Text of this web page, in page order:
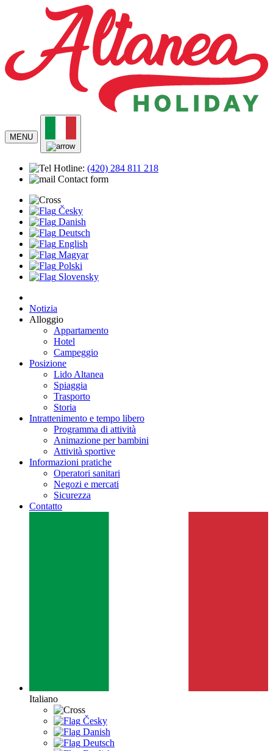
MENU
Hotline: (420) 284 811 218
Contact form
Česky
Danish
Deutsch
English
Magyar
Polski
Slovensky
Notizia
Alloggio
Appartamento
Campeggio
Spiaggia
Storia
Intrattenimento e tempo libero
Animazione per bambini
Attività sportive
Informazioni pratiche
Operatori sanitari
Negozi e mercati
Sicurezza
Contatto
Notizia
Alloggio
Appartamento
Hotel
Campeggio
Posizione
Lido Altanea
Spiaggia
Trasporto
Storia
Intrattenimento e tempo libero
Programma di attività
Animazione per bambini
Attività sportive
Informazioni pratiche
Operatori sanitari
Negozi e mercati
Sicurezza
Contatto
Italiano
Česky
Danish
Deutsch